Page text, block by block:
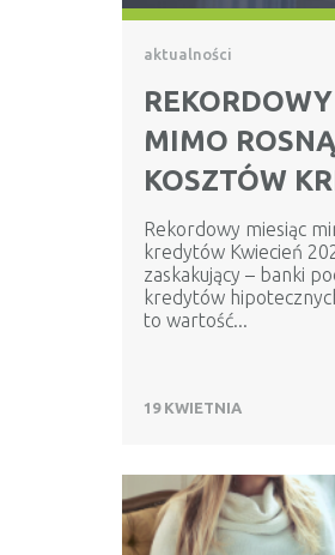
aktualności
MIMO
KOSZTÓW
Rekordowy miesiąc
kredytów Kwiecień
zaskakujący – banki
kredytów
to wartość...
19 KWIETNIA